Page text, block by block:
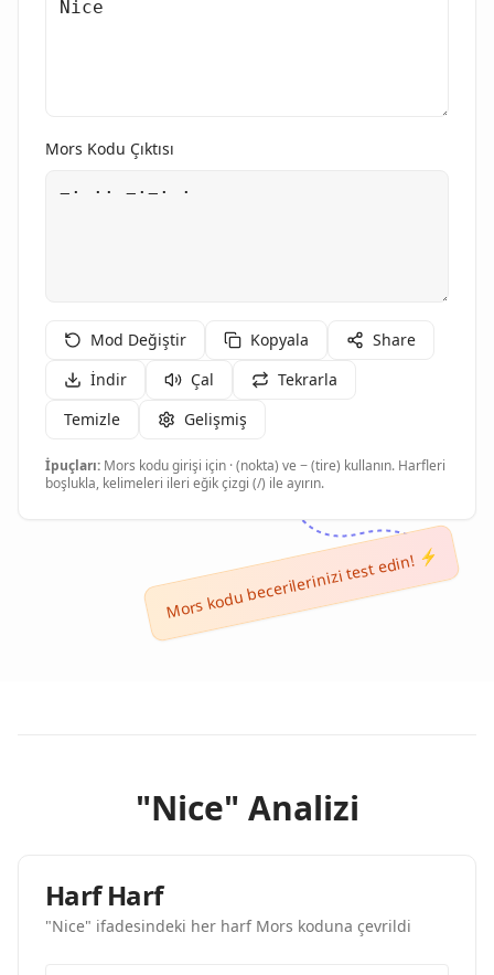
Mors Kodu Çıktısı
Mod Değiştir Kopyala
Share
İndir
Çal
Tekrarla
Temizle
Gelişmiş
İpuçları: Mors kodu girişi için · (nokta) ve − (tire) kullanın. Harfleri
boşlukla, kelimeleri ileri eğik çizgi (/) ile ayırın.
Mors kodu becerilerinizi test edin! ⚡
"Nice" Analizi
Harf Harf
"Nice" ifadesindeki her harf Mors koduna çevrildi